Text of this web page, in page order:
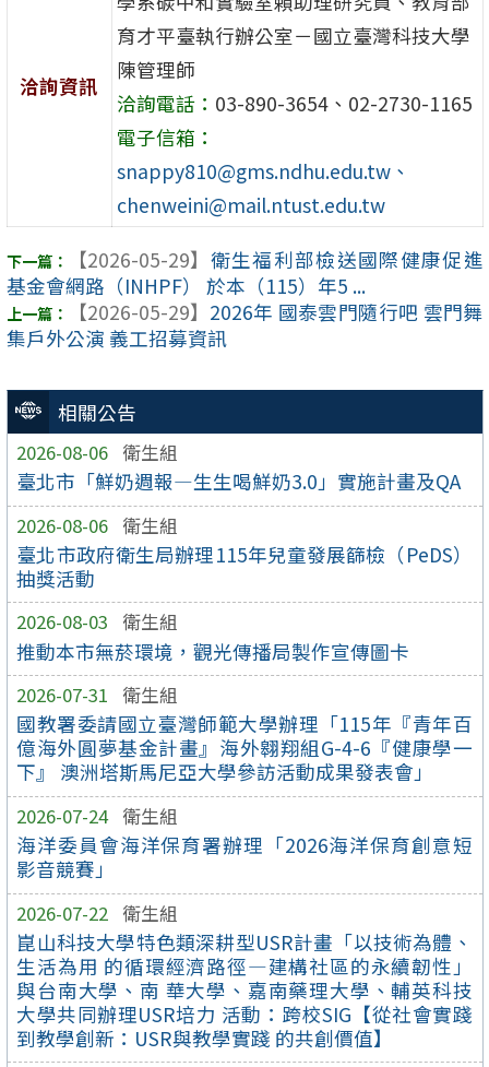
相關公告
2026-08-06 衛生組
臺北市「鮮奶週報—生生喝鮮奶3.0」實施計畫及QA
2026-08-06 衛生組
臺北市政府衛生局辦理115年兒童發展篩檢（PeDS）
抽獎活動
2026-08-03 衛生組
推動本市無菸環境，觀光傳播局製作宣傳圖卡
2026-07-31 衛生組
國教署委請國立臺灣師範大學辦理「115年『青年百
億海外圓夢基金計畫』海外翱翔組G-4-6『健康學一
下』 澳洲塔斯馬尼亞大學參訪活動成果發表會」
2026-07-24 衛生組
海洋委員會海洋保育署辦理「2026海洋保育創意短
影音競賽」
2026-07-22 衛生組
崑山科技大學特色類深耕型USR計畫「以技術為體、
生活為用 的循環經濟路徑—建構社區的永續韌性」
與台南大學、南 華大學、嘉南藥理大學、輔英科技
大學共同辦理USR培力 活動：跨校SIG【從社會實踐
到教學創新：USR與教學實踐 的共創價值】
洽詢資訊
育才平臺執行辦公室－國立臺灣科技大學
陳管理師
洽詢電話： 03-890-3654、02-2730-1165
電子信箱：
snappy810@gms.ndhu.edu.tw、
chenweini@mail.ntust.edu.tw
【2026-05-29】 衛生福利部檢送國際健康促進
基金會網路（INHPF） 於本（115）年5 ...
【2026-05-29】 2026年 國泰雲門隨行吧 雲門舞
集戶外公演 義工招募資訊